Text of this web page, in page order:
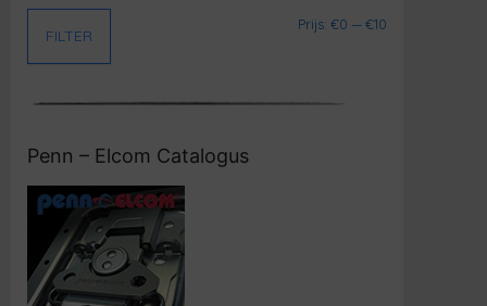
FILTER
Prijs: €0 — €10
Penn – Elcom Catalogus